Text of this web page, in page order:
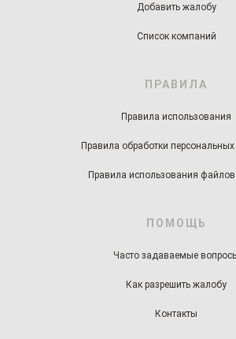
Добавить жалобу
Список компаний
ПРАВИЛА
Правила использования
Правила обработки
Правила использования
ПОМОЩЬ
Часто задаваемые
Как разрешить жалобу
Контакты